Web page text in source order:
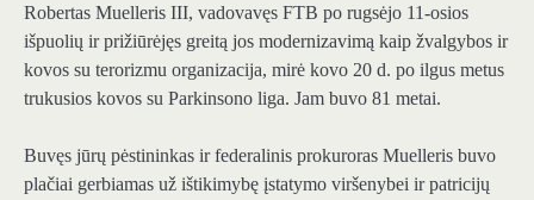
Robertas Muelleris III, vadovavęs FTB po rugsėjo 11-osios
išpuolių ir prižiūrėjęs greitą jos modernizavimą kaip žvalgybos ir
kovos su terorizmu organizacija, mirė kovo 20 d. po ilgus metus
trukusios kovos su Parkinsono liga. Jam buvo 81 metai.
Buvęs jūrų pėstininkas ir federalinis prokuroras Muelleris buvo
plačiai gerbiamas už ištikimybę įstatymo viršenybei ir patricijų